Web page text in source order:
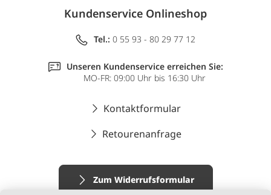
Kundenservice Onlineshop
Tel.: 0 55 93 - 80 29 77 12
Unseren Kundenservice erreichen Sie:
MO-FR: 09:00 Uhr bis 16:30 Uhr
Kontaktformular
Retourenanfrage
Zum Widerrufsformular